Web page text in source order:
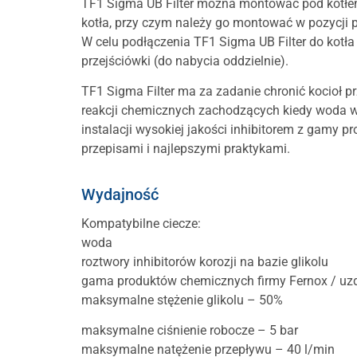
TF1 Sigma UB Filter można montować pod
kotła, przy czym należy go montować w pozycji
W celu podłączenia TF1 Sigma UB Filter do
przejściówki (do nabycia oddzielnie).
TF1 Sigma Filter ma za zadanie chronić kocioł
reakcji chemicznych zachodzących kiedy woda
instalacji wysokiej jakości inhibitorem z gamy
przepisami i najlepszymi praktykami.
Wydajność
Kompatybilne ciecze:
woda
roztwory inhibitorów korozji na bazie glikolu
gama produktów chemicznych firmy Fernox /
maksymalne stężenie glikolu – 50%
maksymalne ciśnienie robocze – 5 bar
maksymalne natężenie przepływu – 40 l/min